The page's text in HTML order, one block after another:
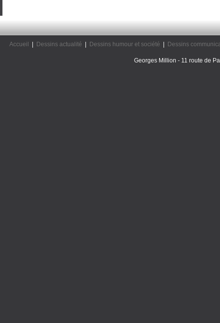
Accueil Dessins actualité Dessins humour et société Dessins
Georges Million - 11 route de